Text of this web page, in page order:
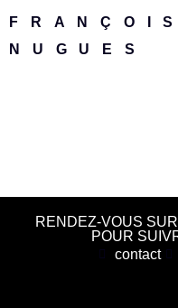
FRANÇOIS
NUGUES
RENDEZ-VOUS
POUR
contact